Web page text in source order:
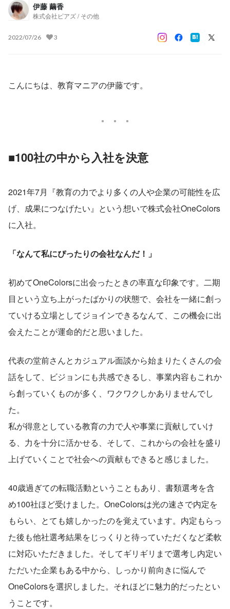
伊藤 繭香
株式会社ピアズ / その他
2022/07/26 3
こんにちは、教育マニアの伊藤です。
■100社の中から入社を決意
2021年7月『教育の力でより多くの人や企業の可能性を広
げ、成果につなげたい』という想いで株式会社OneColors
に入社。
「なんて私にぴったりの会社なんだ！」
初めてOneColorsに出会ったときの率直な印象です。二期
目という立ち上がったばかりの状態で、会社を一緒に創っ
ていける立場としてジョインできるなんて、この機会に出
会えたことが運命的だと思いました。
代表の堂前さんとカジュアル面談から始まりたくさんの会
話をして、ビジョンにも共感できるし、事業内容もこれか
ら創っていくものが多く、ワクワクしかありませんでし
た。
私が得意としている教育の力で人や事業に貢献していけ
る、力を十分に活かせる、そして、これからの会社を盛り
上げていくことで社会への貢献もできると感じました。
40歳過ぎての転職活動ということもあり、書類選考を含
め100社ほど受けました。OneColorsは光の速さで内定を
もらい、とても嬉しかったのを覚えています。内定もらっ
た後も他社選考結果をじっくりと待っていただくなど柔軟
に対応いただきました。そしてギリギリまで選考し内定い
ただいた企業もある中から、しっかり前向きに悩んで
OneColorsを選択しました。それほどに魅力的だったとい
うことです。